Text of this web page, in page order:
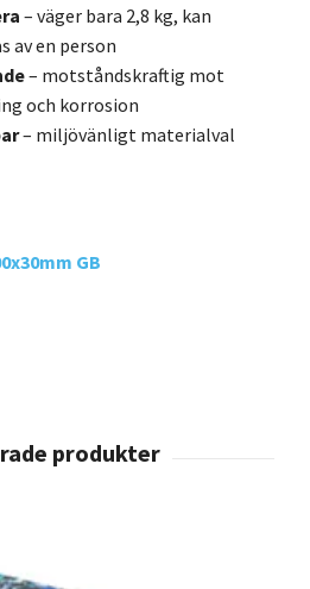
– väger bara 2,8 kg, kan
av en person
– motståndskraftig mot
och korrosion
– miljövänligt materialval
GB